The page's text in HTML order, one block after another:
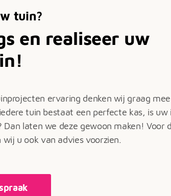
tuin?
en realiseer uw
ervaring denken wij graag
tuin bestaat een perfecte kas, is uw
laten we deze gewoon maken! Voor
u ook van advies voorzien.